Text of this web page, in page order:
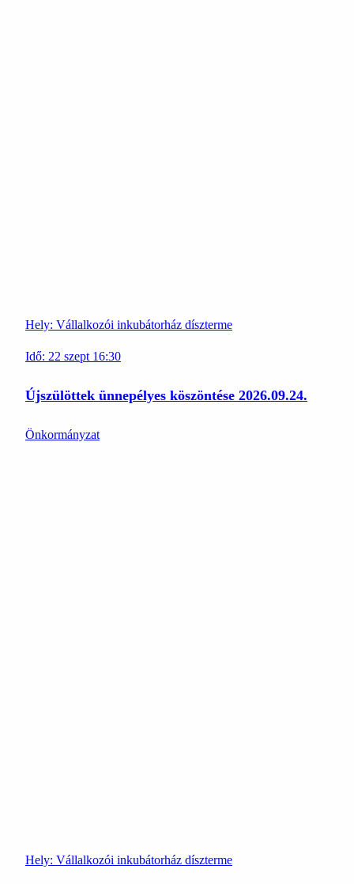
Hely: Vállalkozói inkubátorház díszterme
Idő: 22 szept 16:30
Újszülöttek ünnepélyes köszöntése 2026.09.24.
Önkormányzat
Hely: Vállalkozói inkubátorház díszterme